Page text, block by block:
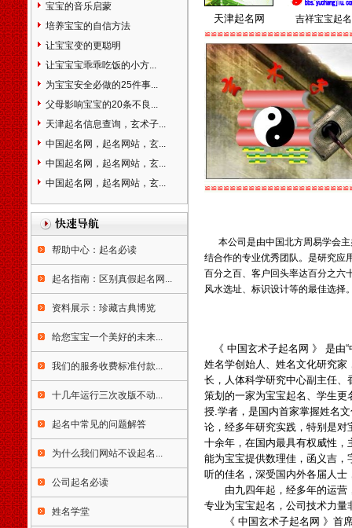
市钟祥市孝感市应城市安陆市
汉川市黄冈市麻城市武穴市县
咸宁市赤壁市随州市广水市仙
桃市天门市潜江市恩施市利川
湖南省长沙市浏阳市株洲市醴
陵市湘潭市湘乡市韶山市衡阳
市耒阳市常宁市邵阳市武冈市
岳阳市临湘市汨罗市常德市津
市永州市怀化市洪江市娄底市
涟源市吉首市冷水江市张家界
市广东省广州市从化市增城市
深圳市珠海市汕头市韶关市乐
昌市南雄市佛山市江门市台山
市开平市鹤山市恩平市湛江市
廉江市雷州市吴川市茂名市高
州市化州市信宜市肇庆市高要
市四会市惠州市梅州市兴宁市
汕尾市陆丰市河源市阳江市阳
市中山市潮州市揭阳市普宁市
云浮市罗定市广西壮族自治区
溪市北海市东兴市钦州市贵港
市桂平市玉林市北流市百色市
贺州市河池市宜州市来宾市合
山市崇左市凭祥市防城港市海
南省海口市琼海市儋州市文昌
市万宁市东方市三亚市五指山
市重庆市渝中区江北区南岸区
北碚区万盛区双桥区渝北区巴
南区万州区涪陵区黔江区长寿
宝宝的音乐启蒙
培养宝宝的自信方法
让宝宝变的更聪明
让宝宝宝乖乖吃饭的小方...
为宝宝安全必做的25件事...
父母影响宝宝的20条不良...
天津起名信息查询，玄术子...
中国起名网，起名网站，玄...
中国起名网，起名网站，玄...
中国起名网，起名网站，玄...
帮助中心：起名必读
起名指南：区别真假起名网...
资料展示：珍藏古典博览
给您宝宝一个美好的未来...
我们的服务收费标准付款...
十几年运行三次改版不动...
起名中常见的问题解答
为什么我们网站不设起名...
公司起名必读
姓名学堂
天津起名网 吉祥宝宝起
本公司是由中国北方周易学会
结合作的专业优秀团队。是研究应
百分之百、客户回头率达百分之六
风水选址、标识设计等的最佳选择
《 中国玄术子起名网 》 是
姓名学创始人、姓名文化研究
长，人体科学研究中心副主任
策划的一家为宝宝起名、学生
授.学者，是国内首家掌握姓名
论，经多年研究实践，特别是
十余年，在国内最具有权威性
能为宝宝提供数理佳，函义吉
听的佳名，深受国内外各届人
由九四年起，经多年的运营，
专业为宝宝起名，公司技术力
《 中国玄术子起名网 》首席